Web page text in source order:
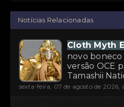
Notícias Relacionadas
Cloth Myth
novo
versão OCE
Tamashii
sexta-feira, 07 de agosto de 2026,